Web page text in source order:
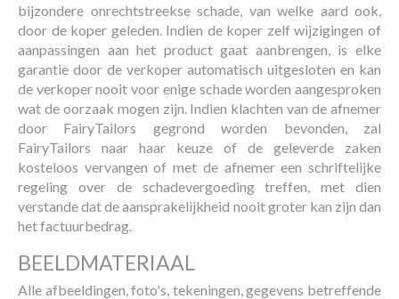
bijzondere onrechtstreekse schade, van welke aard ook,
door de koper geleden. Indien de koper zelf wijzigingen of
aanpassingen aan het product gaat aanbrengen, is elke
garantie door de verkoper automatisch uitgesloten en kan
de verkoper nooit voor enige schade worden aangesproken
wat de oorzaak mogen zijn. Indien klachten van de afnemer
door FairyTailors gegrond worden bevonden, zal
FairyTailors naar haar keuze of de geleverde zaken
kosteloos vervangen of met de afnemer een schriftelijke
regeling over de schadevergoeding treffen, met dien
verstande dat de aansprakelijkheid nooit groter kan zijn dan
het factuurbedrag.
BEELDMATERIAAL
Alle afbeeldingen, foto's, tekeningen, gegevens betreffende